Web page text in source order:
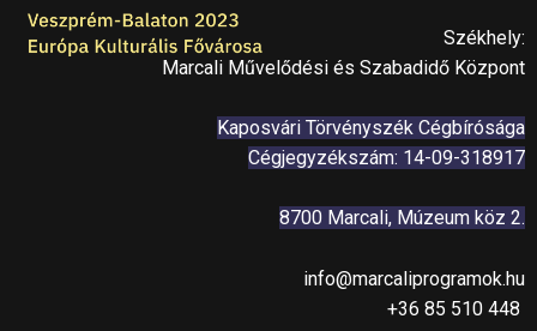
Székhely:
Marcali Művelődési és Szabadidő Központ
Kaposvári Törvényszék Cégbírósága
Cégjegyzékszám: 14-09-318917
8700 Marcali, Múzeum köz 2.
info@marcaliprogramok.hu
+36 85 510 448